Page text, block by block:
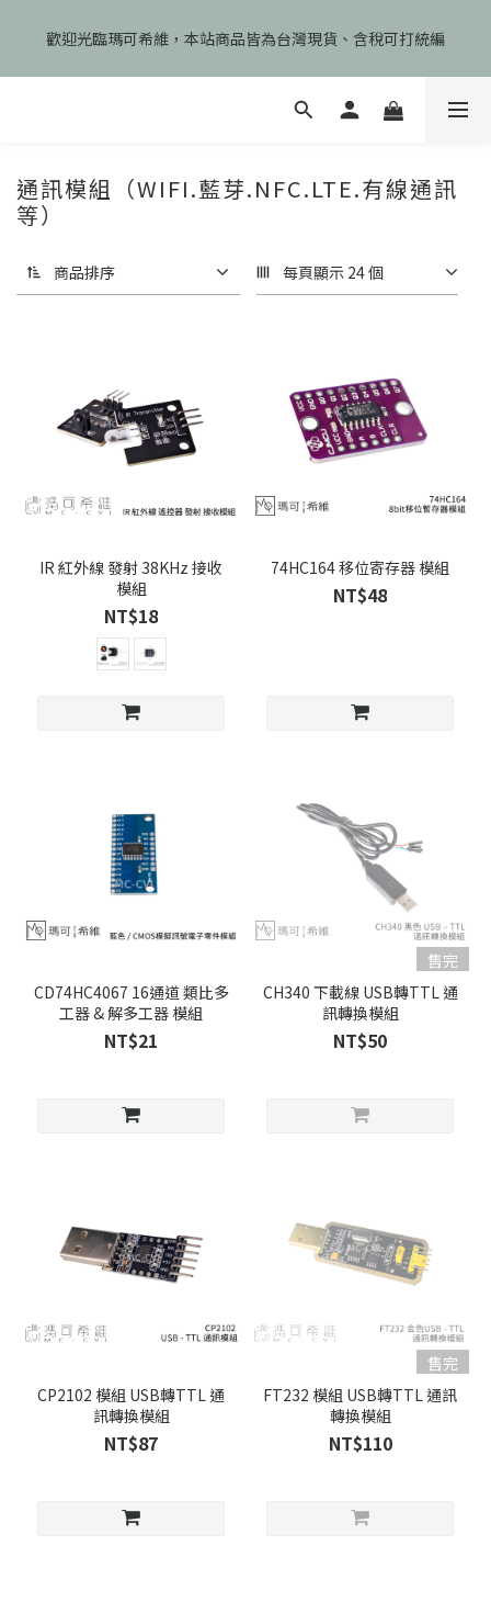
享99元免運卷！
歡迎光臨瑪可希維，本站商品皆為台灣現貨、含稅可打統編
🎉慶開幕🎉期間限定註冊會員即享199元免運、會員首次下單加碼
通訊模組（WIFI.藍芽.NFC.LTE.有線通訊
等）
商品排序 每頁顯示 24 個
IR 紅外線 發射 38KHz 接收
模組
NT$18
74HC164 移位寄存器 模組
NT$48
CD74HC4067 16通道 類比多
工器 & 解多工器 模組
NT$21
售完
CH340 下載線 USB轉TTL 通
訊轉換模組
NT$50
CP2102 模組 USB轉TTL 通
訊轉換模組
NT$87
售完
FT232 模組 USB轉TTL 通訊
轉換模組
NT$110